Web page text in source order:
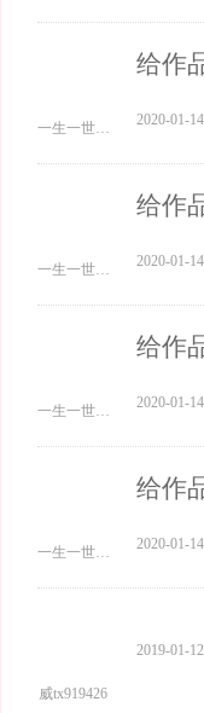
给作
2020-01-
给作
2020-01-
给作
2020-01-
给作
2020-01-
威tx919426
2019-01-